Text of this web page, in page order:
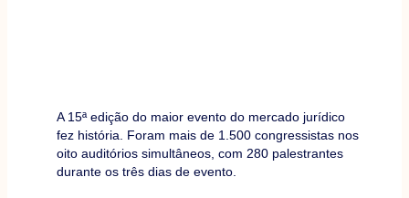
A 15ª edição do maior evento do mercado jurídico
fez história. Foram mais de 1.500 congressistas nos
oito auditórios simultâneos, com 280 palestrantes
durante os três dias de evento.